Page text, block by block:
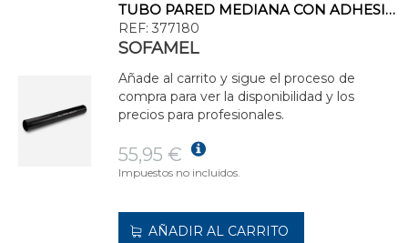
TUBO PARED MEDIANA CON ADHESIVO TPMA140/42
REF: 377180
SOFAMEL
Añade al carrito y sigue el proceso de
compra para ver la disponibilidad y los
precios para profesionales.
55,95 €
Impuestos no incluidos.
AÑADIR AL CARRITO